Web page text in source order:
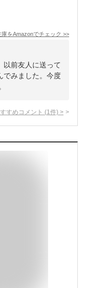
庫をAmazonでチェック >>
以前友人に送って
でみました。今度
すめコメント (1 件) >